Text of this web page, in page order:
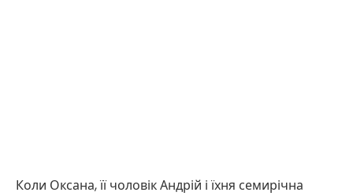
Коли Оксана, її чоловік Андрій і їхня семирічна